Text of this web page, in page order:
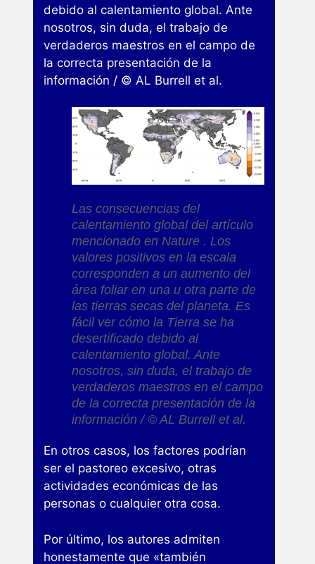
debido al calentamiento global. Ante
nosotros, sin duda, el trabajo de
verdaderos maestros en el campo de
la correcta presentación de la
información / © AL Burrell et al.
Las consecuencias del
calentamiento global del artículo
mencionado en Nature . Los
valores positivos en la escala
corresponden a un aumento del
área foliar en una u otra parte de
las tierras secas del planeta. Es
fácil ver cómo la Tierra se ha
desertificado debido al
calentamiento global. Ante
nosotros, sin duda, el trabajo de
verdaderos maestros en el campo
de la correcta presentación de la
información / © AL Burrell et al.
En otros casos, los factores podrían
ser el pastoreo excesivo, otras
actividades económicas de las
personas o cualquier otra cosa.
Por último, los autores admiten
honestamente que «también